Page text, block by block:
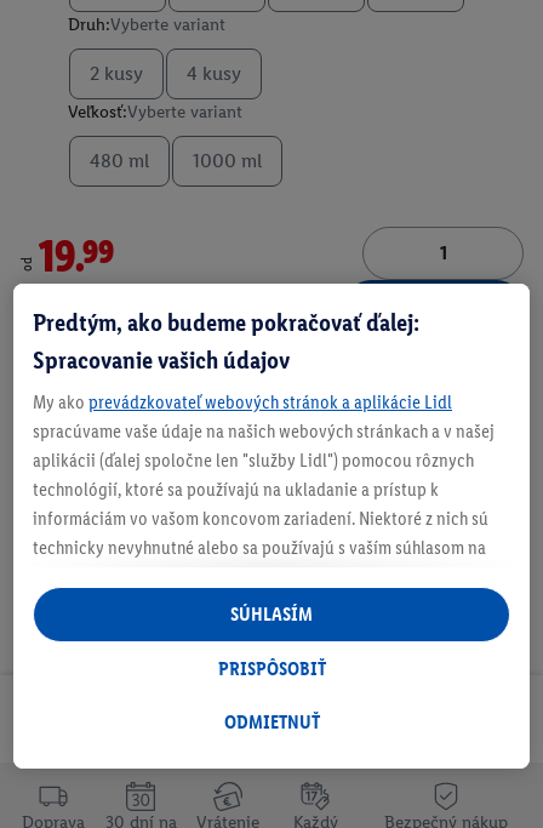
Druh:Vyberte variant
2 kusy 4 kusy
Veľkosť:Vyberte variant
480 ml 1000 ml
od 19.99
Doručenie
Číslo produktu: 100343375
O produkte
Odoberaj Newsletter!
Doprava
30 dní na
Vrátenie
Každý
Bezpečný nákup
Predtým, ako budeme pokračovať ďalej:
Spracovanie vašich údajov
My ako prevádzkovateľ webových stránok a aplikácie Lidl
spracúvame vaše údaje na našich webových stránkach a v našej
aplikácii (ďalej spoločne len "služby Lidl") pomocou rôznych
technológií, ktoré sa používajú na ukladanie a prístup k
informáciám vo vašom koncovom zariadení. Niektoré z nich sú
technicky nevyhnutné alebo sa používajú s vaším súhlasom na
personalizovanú reklamu v rámci služieb Lidl aj mimo nich. Ak
ste účastníkom programu Lidl Plus, na tieto účely sa spracúvajú
aj údaje z vášho nákupného správania v obchode.
následne si vytvoríte účet Lidl Plus alebo sa prihlásite do svojho
tiež vytvoriť špeciálny online identifikátor z e-mailovej adresy,
ktorú tam uvediete, aby sme vás mohli rozpoznať v službách
ODMIETNUŤ
PRISPÔSOBIŤ
SÚHLASÍM